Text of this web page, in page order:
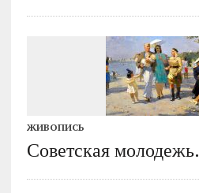
ЖИВОПИСЬ
Советская молодежь.